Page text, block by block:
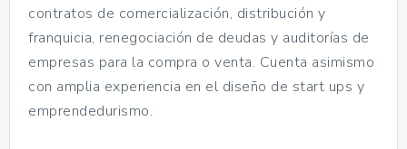
contratos de comercialización, distribución y
franquicia, renegociación de deudas y auditorías de
empresas para la compra o venta. Cuenta asimismo
con amplia experiencia en el diseño de start ups y
emprendedurismo.